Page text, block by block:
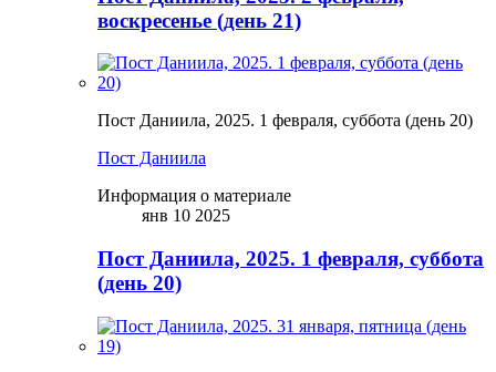
воскресенье (день 21)
Пост Даниила, 2025. 1 февраля, суббота (день 20)
Пост Даниила
Информация о материале
янв 10 2025
Пост Даниила, 2025. 1 февраля, суббота
(день 20)